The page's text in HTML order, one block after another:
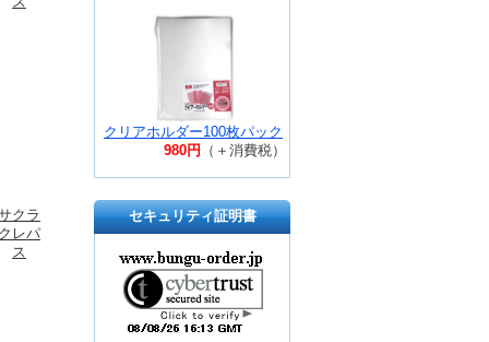
クラ
クレパ
ス
クリアホルダー100枚パック
980円
（＋消費税）
セキュリティ証明書